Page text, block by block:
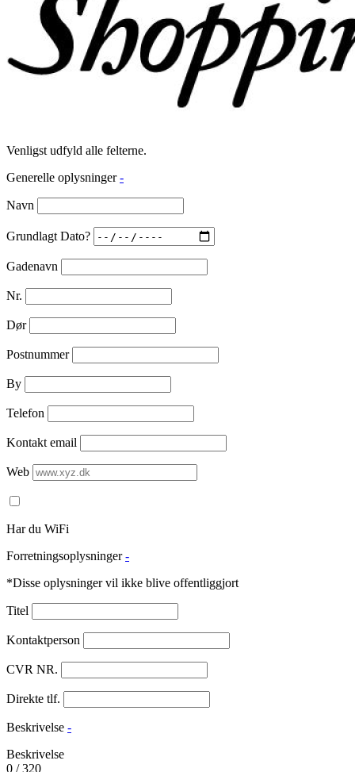
Venligst udfyld alle felterne.
Generelle oplysninger -
Navn
Grundlagt Dato?
Gadenavn
Nr.
Dør
Postnummer
By
Telefon
Kontakt email
Web
Har du WiFi
Forretningsoplysninger -
*Disse oplysninger vil ikke blive offentliggjort
Titel
Kontaktperson
CVR NR.
Direkte tlf.
Beskrivelse -
Beskrivelse
0 /320